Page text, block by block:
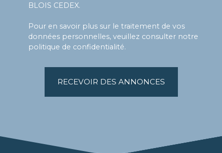
BLOIS CEDEX.
Pour en savoir plus sur le traitement de vos
données personnelles, veuillez consulter notre
politique de confidentialité.
RECEVOIR DES ANNONCES